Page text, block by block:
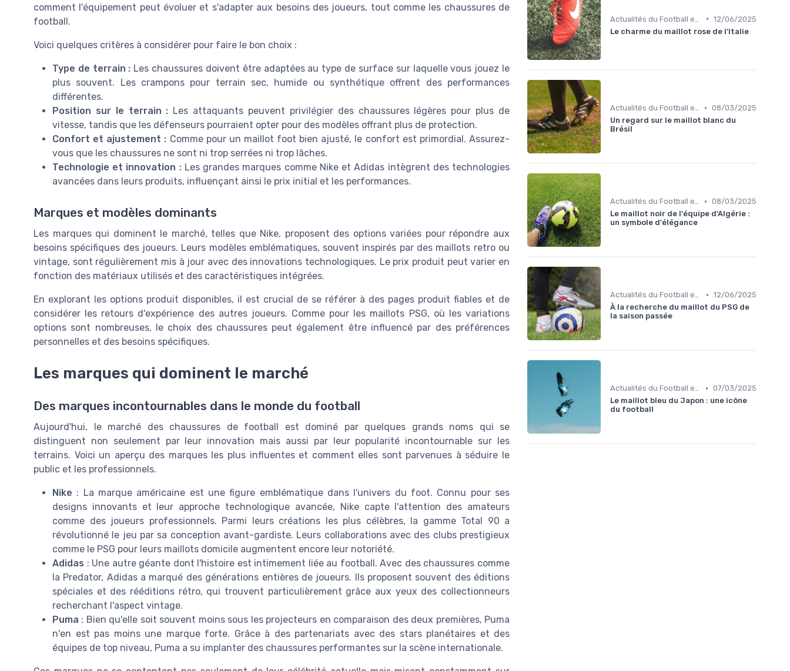
comment l'équipement peut évoluer et s'adapter aux besoins des joueurs, tout comme les chaussures de
football.
Voici quelques critères à considérer pour faire le bon choix :
Type de terrain : Les chaussures doivent être adaptées au type de surface sur laquelle vous jouez le
plus souvent. Les crampons pour terrain sec, humide ou synthétique offrent des performances
différentes.
Position sur le terrain : Les attaquants peuvent privilégier des chaussures légères pour plus de
vitesse, tandis que les défenseurs pourraient opter pour des modèles offrant plus de protection.
Confort et ajustement : Comme pour un maillot foot bien ajusté, le confort est primordial. Assurez-
vous que les chaussures ne sont ni trop serrées ni trop lâches.
Technologie et innovation :Les grandes marques comme Nike et Adidas intègrent des technologies
avancées dans leurs produits, influençant ainsi le prix initial et les performances.
Marques et modèles dominants
Les marques qui dominent le marché, telles que Nike, proposent des options variées pour répondre aux
besoins spécifiques des joueurs. Leurs modèles emblématiques, souvent inspirés par des maillots retro ou
vintage, sont régulièrement mis à jour avec des innovations technologiques. Le prix produit peut varier en
fonction des matériaux utilisés et des caractéristiques intégrées.
En explorant les options produit disponibles, il est crucial de se référer à des pages produit fiables et de
considérer les retours d'expérience des autres joueurs. Comme pour les maillots PSG, où les variations
options sont nombreuses, le choix des chaussures peut également être influencé par des préférences
personnelles et des besoins spécifiques.
Les marques qui dominent le marché
Des marques incontournables dans le monde du football
Aujourd'hui, le marché des chaussures de football est dominé par quelques grands noms qui se
distinguent non seulement par leur innovation mais aussi par leur popularité incontournable sur les
terrains. Voici un aperçu des marques les plus influentes et comment elles sont parvenues à séduire le
public et les professionnels.
Nike : La marque américaine est une figure emblématique dans l'univers du foot. Connu pour ses
designs innovants et leur approche technologique avancée, Nike capte l'attention des amateurs
comme des joueurs professionnels. Parmi leurs créations les plus célèbres, la gamme Total 90 a
révolutionné le jeu par sa conception avant-gardiste. Leurs collaborations avec des clubs prestigieux
comme le PSG pour leurs maillots domicile augmentent encore leur notoriété.
Adidas : Une autre géante dont l'histoire est intimement liée au football. Avec des chaussures comme
la Predator, Adidas a marqué des générations entières de joueurs. Ils proposent souvent des éditions
spéciales et des rééditions rétro, qui trouvent particulièrement grâce aux yeux des collectionneurs
recherchant l'aspect vintage.
Puma : Bien qu'elle soit souvent moins sous les projecteurs en comparaison des deux premières, Puma
n'en est pas moins une marque forte. Grâce à des partenariats avec des stars planétaires et des
équipes de top niveau, Puma a su implanter des chaussures performantes sur la scène internationale.
• 12/06/2025
Le charme du maillot rose de l'Italie
Actualités du Football et Nouveautés • 08/03/2025
Un regard sur le maillot blanc du
Brésil
Actualités du Football et Nouveautés • 08/03/2025
Le maillot noir de l'équipe d'Algérie :
un symbole d'élégance
Actualités du Football et Nouveautés • 12/06/2025
À la recherche du maillot du PSG de
la saison passée
Actualités du Football et Nouveautés • 07/03/2025
Le maillot bleu du Japon : une icône
du football